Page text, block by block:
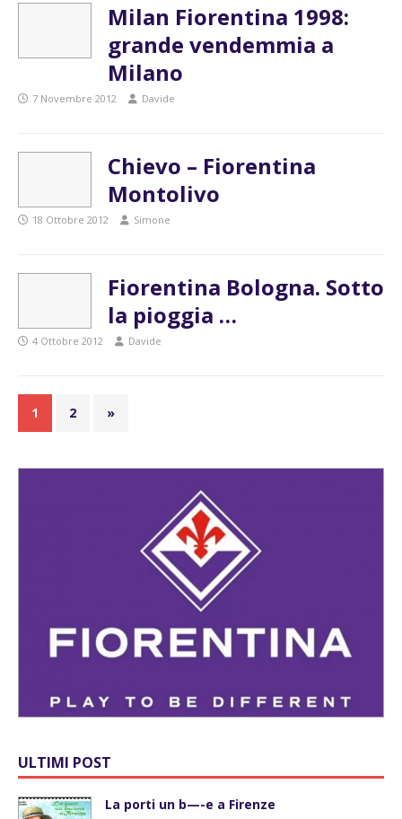
Milan Fiorentina 1998:
grande vendemmia a
Milano
7 Novembre 2012 Davide
Chievo – Fiorentina
Montolivo
18 Ottobre 2012 Simone
Fiorentina Bologna. Sotto
la pioggia …
4 Ottobre 2012 Davide
1 2 »
ULTIMI POST
La porti un b—-e a Firenze